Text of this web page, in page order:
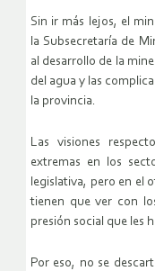
Sin ir más lejos, el
la Subsecretaría de
al desarrollo de la
del agua y las
la provincia.
Las visiones
extremas en los
legislativa, pero en el
tienen que ver con
presión social que les
Por eso, no se